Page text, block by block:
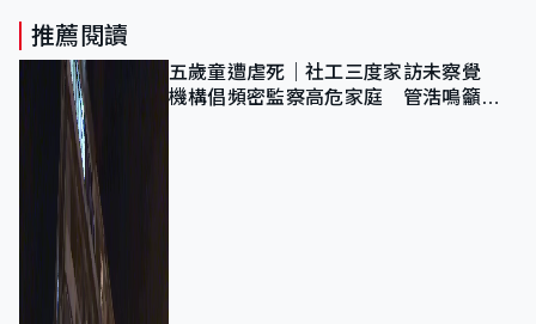
推薦閱讀
五歲童遭虐死｜社工三度家訪未察覺
機構倡頻密監察高危家庭 管浩鳴籲加